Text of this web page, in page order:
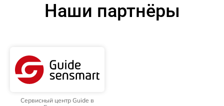
Наши партнёры
Сервисный центр Guide в